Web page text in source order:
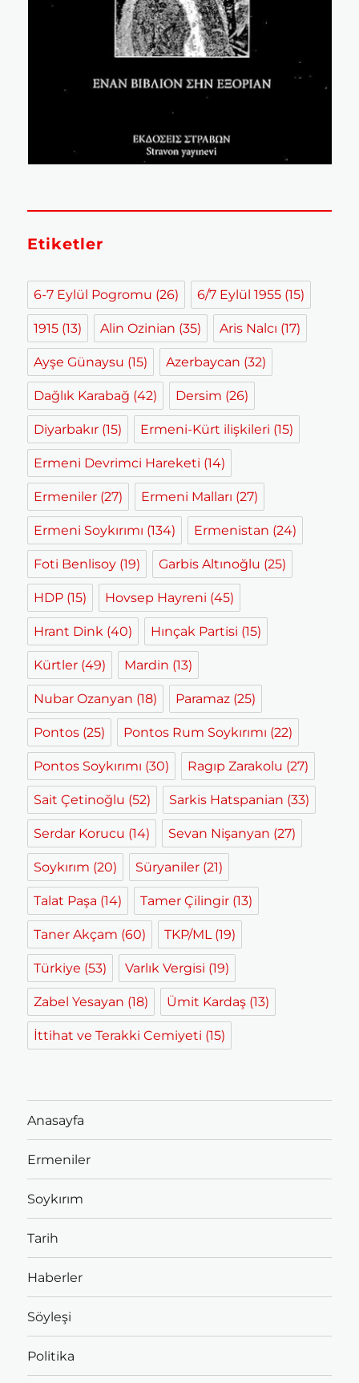
Etiketler
6-7 Eylül Pogromu (26) 6/7 Eylül 1955 (15)
1915 (13) Alin Ozinian (35) Aris Nalcı (17)
Ayşe Günaysu (15) Azerbaycan (32)
Dağlık Karabağ (42) Dersim (26)
Diyarbakır (15) Ermeni-Kürt ilişkileri (15)
Ermeni Devrimci Hareketi (14)
Ermeniler (27) Ermeni Malları (27)
Ermeni Soykırımı (134) Ermenistan (24)
Foti Benlisoy (19) Garbis Altınoğlu (25)
HDP (15) Hovsep Hayreni (45)
Hrant Dink (40) Hınçak Partisi (15)
Kürtler (49) Mardin (13)
Nubar Ozanyan (18) Paramaz (25)
Pontos (25) Pontos Rum Soykırımı (22)
Pontos Soykırımı (30) Ragıp Zarakolu (27)
Sait Çetinoğlu (52) Sarkis Hatspanian (33)
Serdar Korucu (14) Sevan Nişanyan (27)
Soykırım (20) Süryaniler (21)
Talat Paşa (14) Tamer Çilingir (13)
Taner Akçam (60) TKP/ML(19)
Türkiye (53) Varlık Vergisi (19)
Zabel Yesayan (18) Ümit Kardaş (13)
İttihat ve Terakki Cemiyeti (15)
Anasayfa
Ermeniler
Soykırım
Tarih
Haberler
Söyleşi
Politika